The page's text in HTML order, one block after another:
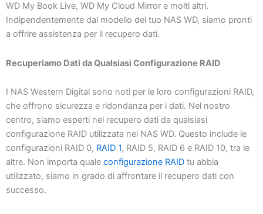
WD My Book Live, WD My Cloud Mirror e molti altri.
Indipendentemente dal modello del tuo NAS WD, siamo pronti
a offrire assistenza per il recupero dati.
Recuperiamo Dati da Qualsiasi Configurazione RAID
I NAS Western Digital sono noti per le loro configurazioni RAID,
che offrono sicurezza e ridondanza per i dati. Nel nostro
centro, siamo esperti nel recupero dati da qualsiasi
configurazione RAID utilizzata nei NAS WD. Questo include le
configurazioni RAID 0, RAID 1, RAID 5, RAID 6 e RAID 10, tra le
altre. Non importa quale configurazione RAID tu abbia
utilizzato, siamo in grado di affrontare il recupero dati con
successo.